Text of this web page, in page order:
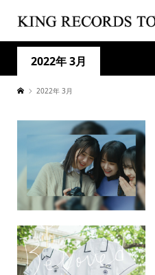
2022年 3月
2022年 3月